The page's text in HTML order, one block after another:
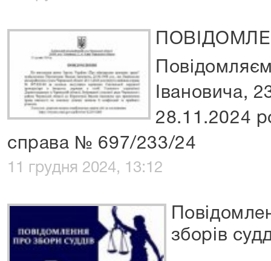
Івановича,
28.11.2024
справа № 697/233/24
11 грудня 2024, 13:12
зборів